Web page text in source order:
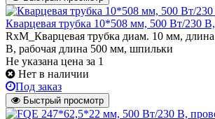
Кварцевая трубка 10*508 мм, 500 Вт/230
RxM_Кварцевая трубка диам. 10 мм,
В, рабочая длина 500 мм, шпильки
Не указана цена за 1
Нет в наличии
Под заказ
Быстрый просмотр